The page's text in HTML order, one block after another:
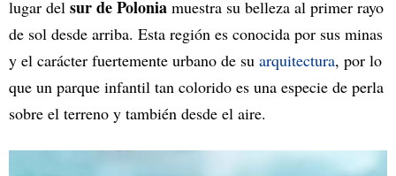
lugar del sur de Polonia muestra su belleza al primer rayo
de sol desde arriba. Esta región es conocida por sus minas
y el carácter fuertemente urbano de su arquitectura, por lo
que un parque infantil tan colorido es una especie de perla
sobre el terreno y también desde el aire.